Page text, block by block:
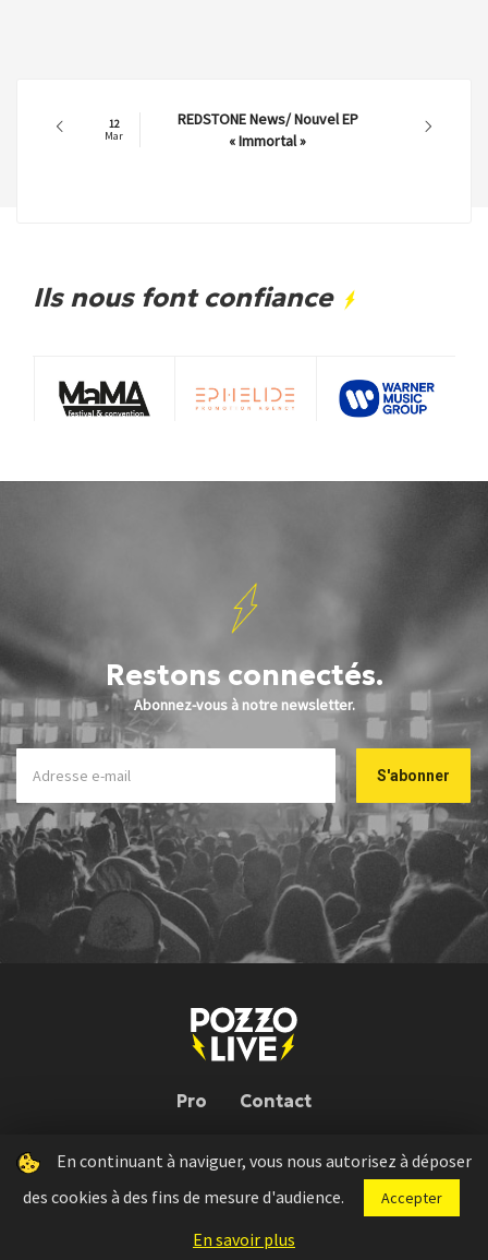
12
Mar
REDSTONE News/ Nouvel EP
« Immortal »
Ils nous font confiance
Restons connectés.
Abonnez-vous à notre newsletter.
Pro Contact
Pozzo Live © 2026 | Conception : Pozzo Team, avec l'aide deBloop
Press kit Règlement concours Mentions légales
En continuant à naviguer, vous nous autorisez à déposer
des cookies à des fins de mesure d'audience.
Accepter
En savoir plus